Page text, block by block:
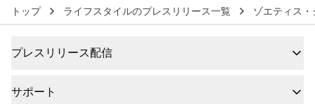
トップ ライフスタイルのプレスリリース一覧 ゾエティス
プレスリリース配信
サポート